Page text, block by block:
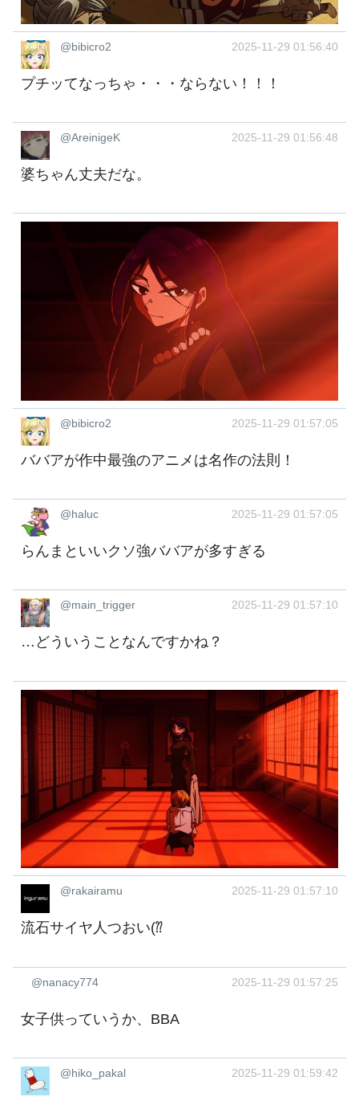
@bibicro2 2025-11-29 01:56:40
プチッてなっちゃ・・・ならない！！！
@AreinigeK 2025-11-29 01:56:48
婆ちゃん丈夫だな。
@bibicro2 2025-11-29 01:57:05
ババアが作中最強のアニメは名作の法則！
@haluc 2025-11-29 01:57:05
らんまといいクソ強ババアが多すぎる
@main_trigger 2025-11-29 01:57:10
…どういうことなんですかね？
@rakairamu 2025-11-29 01:57:10
流石サイヤ人つおい(⁇
@nanacy774 2025-11-29 01:57:25
女子供っていうか、BBA
@hiko_pakal 2025-11-29 01:59:42